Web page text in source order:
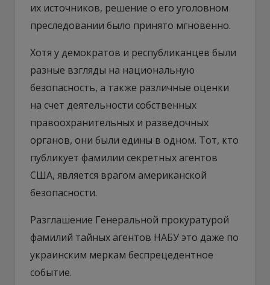
их источников, решение о его уголовном
преследовании было принято мгновенно.
Хотя у демократов и республиканцев были
разные взгляды на национальную
безопасность, а также различные оценки
на счет деятельности собственных
правоохранительных и разведочных
органов, они были едины в одном. Тот, кто
публикует фамилии секретных агентов
США, является врагом американской
безопасности.
Разглашение Генеральной прокуратурой
фамилий тайных агентов НАБУ это даже по
украинским меркам беспрецедентное
событие.